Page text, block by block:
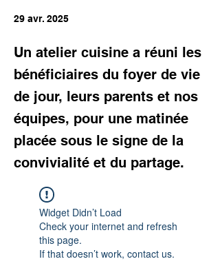
29 avr. 2025
Un atelier cuisine a réuni les
bénéficiaires du foyer de vie
de jour, leurs parents et nos
équipes, pour une matinée
placée sous le signe de la
convivialité et du partage.
Widget Didn’t Load
Check your internet and refresh
this page.
If that doesn’t work, contact us.